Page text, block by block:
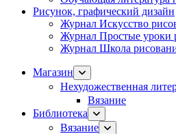
Рисунок, графический дизайн
Журнал Искусство
Журнал Простые уроки
Журнал Школа
Магазин
Нехудожественная
Вязание
Библиотека
Вязание